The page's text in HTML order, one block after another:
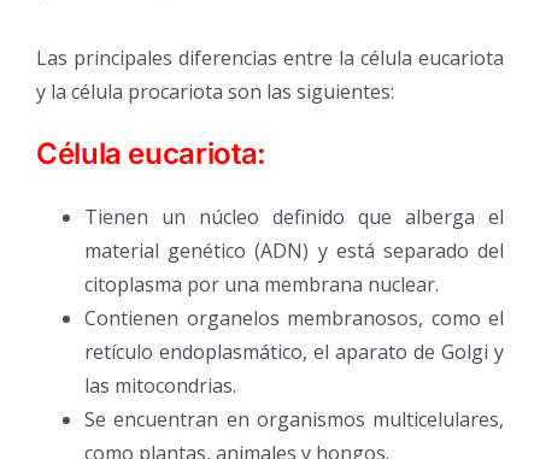
Las principales diferencias entre la célula eucariota
y la célula procariota son las siguientes:
Célula eucariota:
Tienen un núcleo definido que alberga el
material genético (ADN) y está separado del
citoplasma por una membrana nuclear.
Contienen organelos membranosos, como el
retículo endoplasmático, el aparato de Golgi y
las mitocondrias.
Se encuentran en organismos multicelulares,
como plantas, animales y hongos.